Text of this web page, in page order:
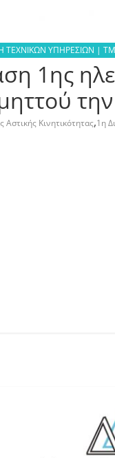
ΤΕΧΝΙΚΩΝ ΥΠΗΡΕΣΙΩΝ |
1ης
Αστικής Κινητικότητας,1η